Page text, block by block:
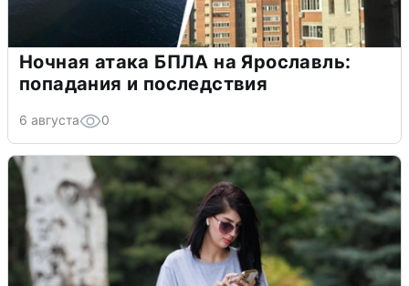
Ночная атака БПЛА на Ярославль:
попадания и последствия
6 августа 0